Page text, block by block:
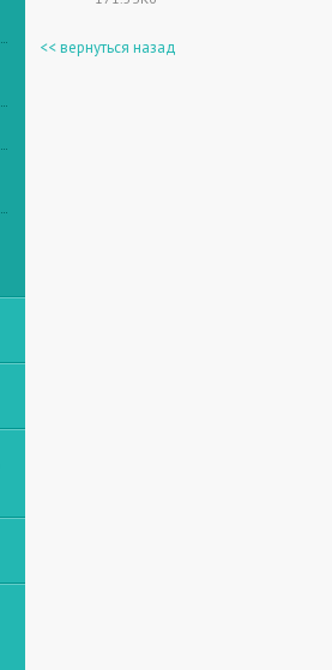
<< вернуться назад